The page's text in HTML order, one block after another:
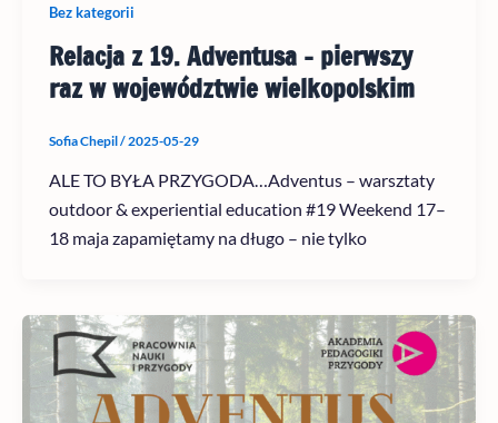
Bez kategorii
Relacja z 19. Adventusa – pierwszy
raz w województwie wielkopolskim
Sofia Chepil/2025-05-29
ALE TO BYŁA PRZYGODA…Adventus – warsztaty
outdoor & experiential education #19 Weekend 17–
18 maja zapamiętamy na długo – nie tylko